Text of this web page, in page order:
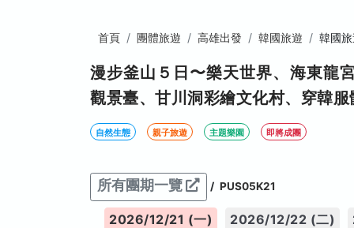
首頁 團體旅遊 高雄出發 韓國旅遊 韓國
漫步釜山５日〜樂天世界、海東龍
觀景臺、甘川洞彩繪文化村、穿韓
自然生態 親子旅遊 主題樂園 即將成團
所有團期一覽 / PUS05K21
2026/12/21 (一) 2026/12/22 (二)